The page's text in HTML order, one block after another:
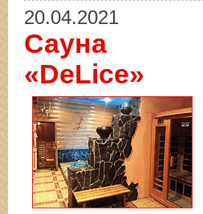
20.04.2021
Сауна
«DeLice»